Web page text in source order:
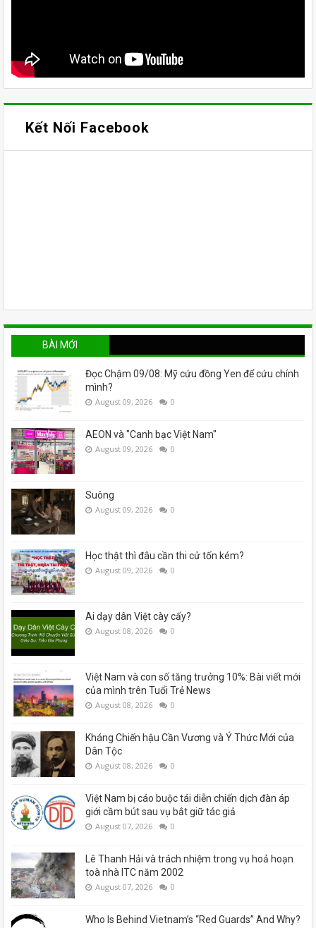
Kết Nối Facebook
BÀI MỚI
Đọc Chậm 09/08: Mỹ cứu đồng Yen để cứu chính
mình?
August 09, 2026 0
AEON và "Canh bạc Việt Nam"
August 09, 2026 0
Suông
August 09, 2026 0
Học thật thì đâu cần thi cử tốn kém?
August 09, 2026 0
Ai dạy dân Việt cày cấy?
August 08, 2026 0
Việt Nam và con số tăng trưởng 10%: Bài viết mới
của mình trên Tuổi Trẻ News
August 08, 2026 0
Kháng Chiến hậu Cần Vương và Ý Thức Mới của
Dân Tộc
August 08, 2026 0
Việt Nam bị cáo buộc tái diễn chiến dịch đàn áp
giới cầm bút sau vụ bắt giữ tác giả
August 07, 2026 0
Lê Thanh Hải và trách nhiệm trong vụ hoả hoạn
toà nhà ITC năm 2002
August 07, 2026 0
Who Is Behind Vietnam’s “Red Guards” And Why?